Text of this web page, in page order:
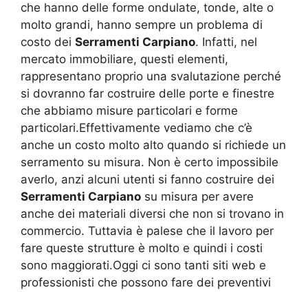
che hanno delle forme ondulate, tonde, alte o
molto grandi, hanno sempre un problema di
costo dei Serramenti Carpiano. Infatti, nel
mercato immobiliare, questi elementi,
rappresentano proprio una svalutazione perché
si dovranno far costruire delle porte e finestre
che abbiamo misure particolari e forme
particolari.Effettivamente vediamo che c’è
anche un costo molto alto quando si richiede un
serramento su misura. Non è certo impossibile
averlo, anzi alcuni utenti si fanno costruire dei
Serramenti Carpiano su misura per avere
anche dei materiali diversi che non si trovano in
commercio. Tuttavia è palese che il lavoro per
fare queste strutture è molto e quindi i costi
sono maggiorati.Oggi ci sono tanti siti web e
professionisti che possono fare dei preventivi